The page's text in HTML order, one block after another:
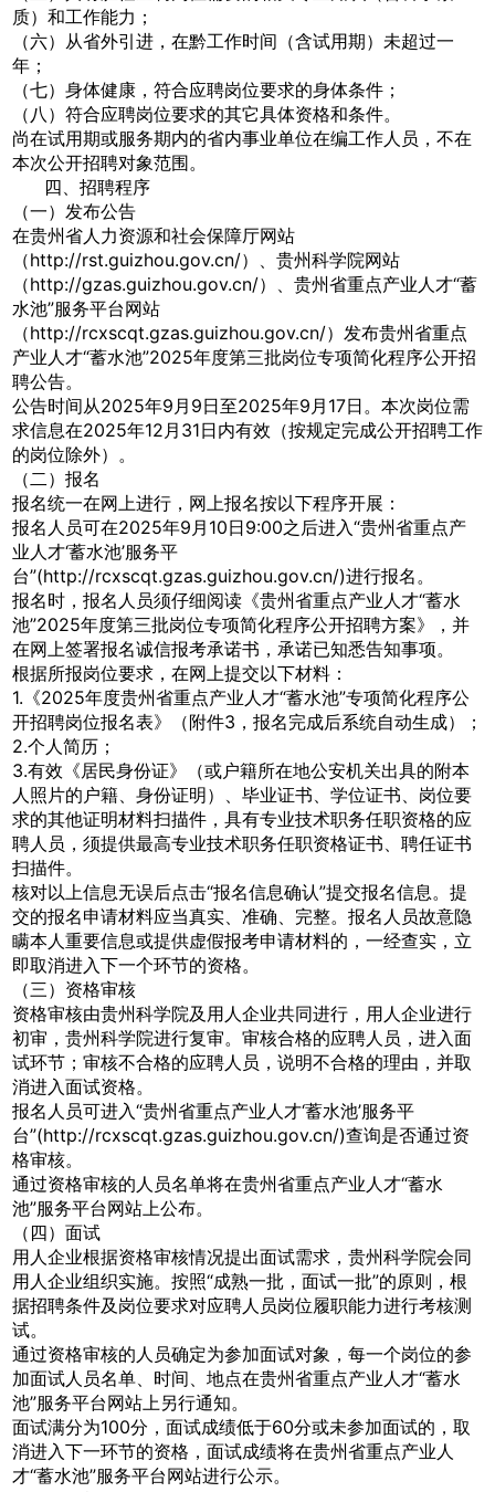
质）和工作能力；
（六）从省外引进，在黔工作时间（含试用期）未超过一
年；
（七）身体健康，符合应聘岗位要求的身体条件；
（八）符合应聘岗位要求的其它具体资格和条件。
尚在试用期或服务期内的省内事业单位在编工作人员，不在
本次公开招聘对象范围。
四、招聘程序
（一）发布公告
在贵州省人力资源和社会保障厅网站
（http://rst.guizhou.gov.cn/）、贵州科学院网站
（http://gzas.guizhou.gov.cn/）、贵州省重点产业人才“蓄
水池”服务平台网站
（http://rcxscqt.gzas.guizhou.gov.cn/）发布贵州省重点
产业人才“蓄水池”2025年度第三批岗位专项简化程序公开招
聘公告。
公告时间从2025年9月9日至2025年9月17日。本次岗位需
求信息在2025年12月31日内有效（按规定完成公开招聘工作
的岗位除外）。
（二）报名
报名统一在网上进行，网上报名按以下程序开展：
报名人员可在2025年9月10日9:00之后进入“贵州省重点产
业人才‘蓄水池’服务平
台”(http://rcxscqt.gzas.guizhou.gov.cn/)进行报名。
报名时，报名人员须仔细阅读《贵州省重点产业人才“蓄水
池”2025年度第三批岗位专项简化程序公开招聘方案》，并
在网上签署报名诚信报考承诺书，承诺已知悉告知事项。
根据所报岗位要求，在网上提交以下材料：
1.《2025年度贵州省重点产业人才“蓄水池”专项简化程序公
开招聘岗位报名表》（附件3，报名完成后系统自动生成）；
2.个人简历；
3.有效《居民身份证》（或户籍所在地公安机关出具的附本
人照片的户籍、身份证明）、毕业证书、学位证书、岗位要
求的其他证明材料扫描件，具有专业技术职务任职资格的应
聘人员，须提供最高专业技术职务任职资格证书、聘任证书
扫描件。
核对以上信息无误后点击“报名信息确认”提交报名信息。提
交的报名申请材料应当真实、准确、完整。报名人员故意隐
瞒本人重要信息或提供虚假报考申请材料的，一经查实，立
即取消进入下一个环节的资格。
（三）资格审核
资格审核由贵州科学院及用人企业共同进行，用人企业进行
初审，贵州科学院进行复审。审核合格的应聘人员，进入面
试环节；审核不合格的应聘人员，说明不合格的理由，并取
消进入面试资格。
报名人员可进入“贵州省重点产业人才‘蓄水池’服务平
台”(http://rcxscqt.gzas.guizhou.gov.cn/)查询是否通过资
格审核。
通过资格审核的人员名单将在贵州省重点产业人才“蓄水
池”服务平台网站上公布。
（四）面试
用人企业根据资格审核情况提出面试需求，贵州科学院会同
用人企业组织实施。按照“成熟一批，面试一批”的原则，根
据招聘条件及岗位要求对应聘人员岗位履职能力进行考核测
试。
通过资格审核的人员确定为参加面试对象，每一个岗位的参
加面试人员名单、时间、地点在贵州省重点产业人才“蓄水
池”服务平台网站上另行通知。
面试满分为100分，面试成绩低于60分或未参加面试的，取
消进入下一环节的资格，面试成绩将在贵州省重点产业人
才“蓄水池”服务平台网站进行公示。